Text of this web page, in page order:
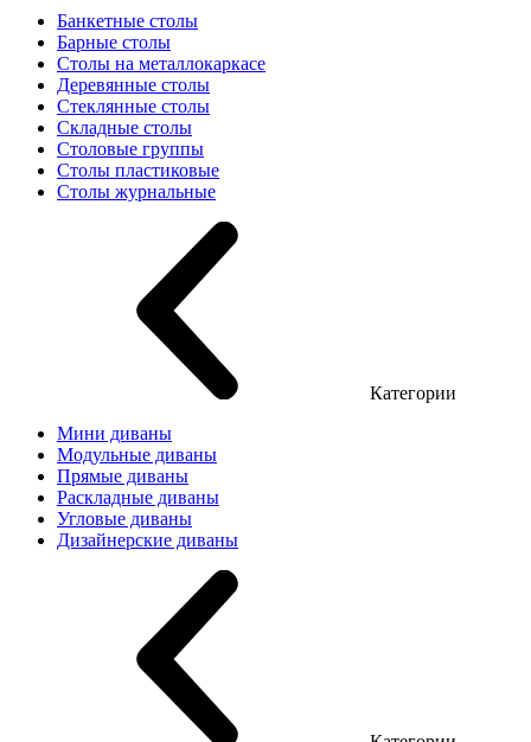
Банкетные столы
Барные столы
Столы на металлокаркасе
Деревянные столы
Стеклянные столы
Складные столы
Столовые группы
Столы пластиковые
Столы журнальные
Категории
Мини диваны
Модульные диваны
Прямые диваны
Раскладные диваны
Угловые диваны
Дизайнерские диваны